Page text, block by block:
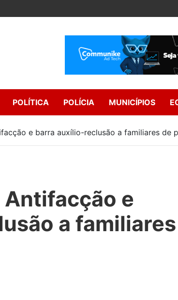
POLÍTICA POLÍCIA MUNICÍPIOS
e barra auxílio-reclusão a familiares de
Antifacção e
a familiares